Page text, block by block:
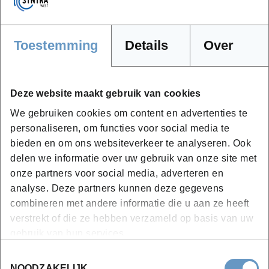
Toestemming Details Over
Deze website maakt gebruik van cookies
We gebruiken cookies om content en advertenties te
personaliseren, om functies voor social media te
bieden en om ons websiteverkeer te analyseren. Ook
delen we informatie over uw gebruik van onze site met
onze partners voor social media, adverteren en
analyse. Deze partners kunnen deze gegevens
combineren met andere informatie die u aan ze heeft
verstrekt of die ze hebben verzameld op basis van uw
steeds aanbevolen.
Tijdens de opleiding kan gevraagd worden om modellen
mee te brengen om technieken in een realistische
werksituatie te oefenen. Bij een kortlopende opleiding
als deze, wordt dit telkens meegedeeld bij de
uitnodiging van jouw deelname aan deze opleiding.
Syntra West zet in op duurzaam leren. Cursusmateriaal,
opdrachten en werkbundels worden digitaal ter
beschikking gesteld via het cursistenplatform.